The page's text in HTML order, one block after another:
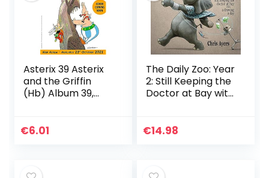
Asterix 39 Asterix
and the Griffin
(Hb) Album 39,
€6.01
The Daily Zoo: Year
2: Still Keeping the
Doctor at Bay with
€14.98